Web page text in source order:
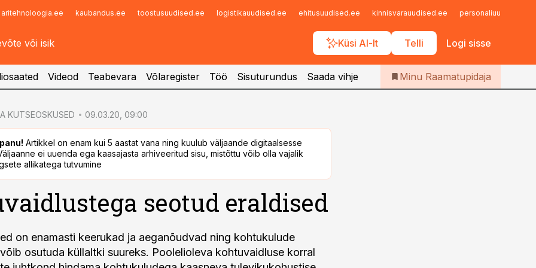
aritehnoloogia.ee kaubandus.ee toostusuudised.ee logistikauudised.ee ehitusuudised.ee kinnisvarauudised.ee personaliuudised.ee
Küsi AI-lt Telli Logi sisse
Infopank
Iseteenindus
Telli Raamatupidaja
Videod Teabevara Võlaregister Töö Sisuturundus Saada vihje Minu Raamatupidaja
KUTSEOSKUSED 09.03.20, 09:00
Artikkel on enam kui 5 aastat vana ning kuulub väljaande digitaalsesse
ei uuenda ega kaasajasta arhiveeritud sisu, mistõttu võib olla vajalik
allikatega tutvumine
seotud eraldised
on enamasti keerukad ja aeganõudvad ning kohtukulude
osutuda küllaltki suureks. Poolelioleva kohtuvaidluse korral